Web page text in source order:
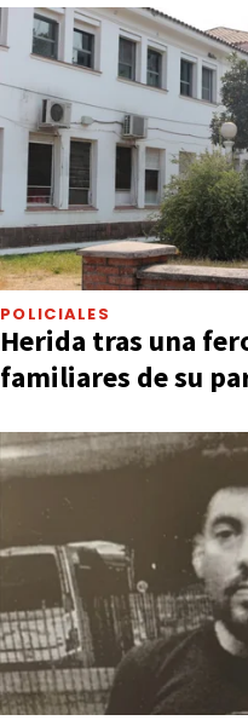
POLICIALES
Herida tras una
familiares de su